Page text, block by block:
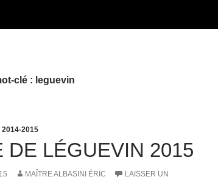
clé : leguevin
2014-2015
DE LÉGUEVIN 2015
MAÎTRE ALBASINI ÉRIC
LAISSER UN